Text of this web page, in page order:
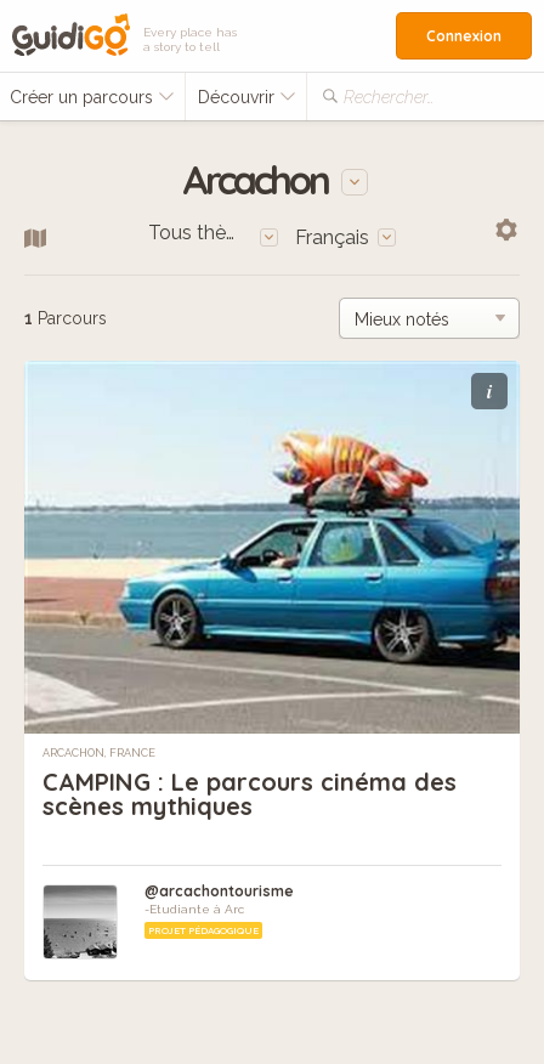
Every place has
a story to tell
Créer un parcours Découvrir Rechercher…
Connexion
Arcachon
Tous thèmes Français
1 Parcours
i
ARCACHON, FRANCE
CAMPING : Le parcours cinéma des
scènes mythiques
@arcachontourisme
-Etudiante à Arc
PROJET PÉDAGOGIQUE